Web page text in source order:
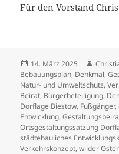
Für den Vorstand
Veröffentlicht
am
14. März 2025 Autor
Bebauungsplan, Denkmal,
Natur- und Umweltschutz,
Beirat, Bürgerbeteiligung,
Dorflage Biestow, Fußgänger,
Entwicklung,
Ortsgestaltungssatzung
städtebauliches
Verkehrskonzept,wilder